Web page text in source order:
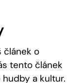
článek o
tento článek​
⁤a kultur.